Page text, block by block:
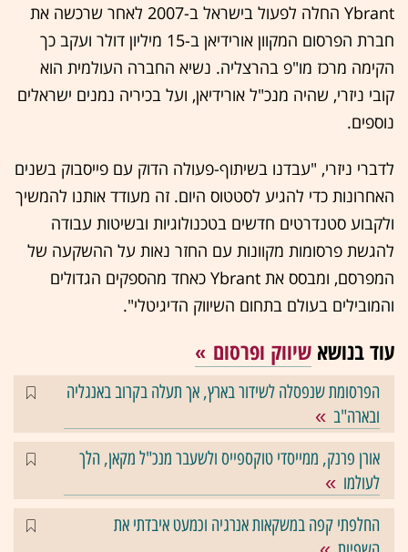
Ybrant החלה לפעול בישראל ב-2007 לאחר שרכשה את
חברת הפרסום המקוון אורידיאן ב-15 מיליון דולר ועקב כך
הקימה מרכז מו"פ בהרצליה. נשיא החברה העולמית הוא
קובי ניזרי, שהיה מנכ"ל אורידיאן, ועל בכיריה נמנים ישראלים
נוספים.
לדברי ניזרי, "עבדנו בשיתוף-פעולה הדוק עם פייסבוק בשנים
האחרונות כדי להגיע לסטטוס היום. זה מעודד אותנו להמשיך
ולקבוע סטנדרטים חדשים בטכנולוגיות ובשיטות עבודה
להגשת פרסומות מקוונות עם החזר נאות על ההשקעה של
המפרסם, ומבסס את Ybrant כאחד מהספקים הגדולים
והמובילים בעולם בתחום השיווק הדיגיטלי".
עוד בנושא שיווק ופרסום
הפרסומת שנפסלה לשידור בארץ, אך תעלה בקרוב באנגליה
ובארה"ב
אורן פרנק, ממייסדי טוקספייס ולשעבר מנכ"ל מקאן, הלך
לעולמו
החלפתי קפה במשקאות אנרגיה וכמעט איבדתי את